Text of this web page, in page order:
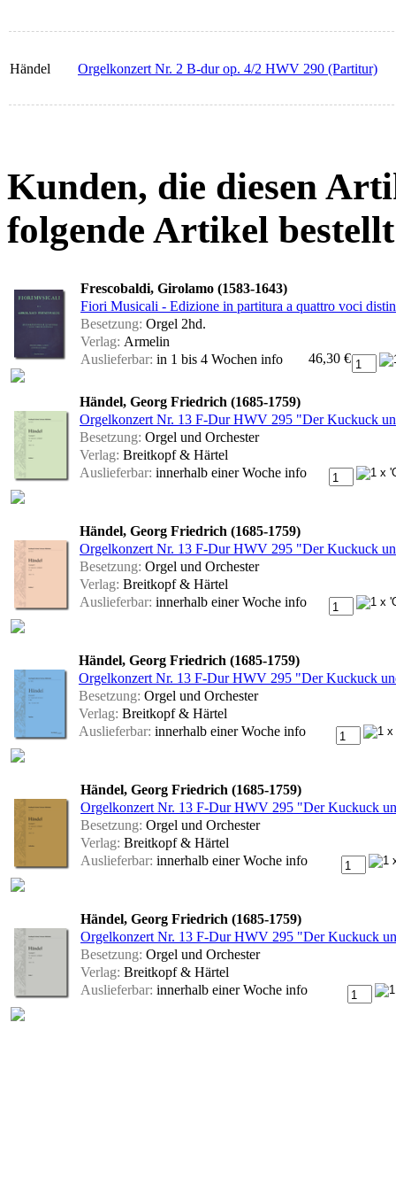
Händel Orgelkonzert Nr. 2 B-dur op. 4/2 HWV 290 (Partitur)
Kunden, die diesen
folgende Artikel
Frescobaldi, Girolamo (1583-1643)
Fiori Musicali - Edizione in partitura a quattro voci
Besetzung: Orgel 2hd.
Verlag: Armelin
Auslieferbar: in 1 bis 4 Wochen info 46,30 €
Händel, Georg Friedrich (1685-1759)
Orgelkonzert Nr. 13 F-Dur HWV 295 "Der Kuckuck
Besetzung: Orgel und Orchester
Verlag: Breitkopf & Härtel
Auslieferbar: innerhalb einer Woche info
Händel, Georg Friedrich (1685-1759)
Orgelkonzert Nr. 13 F-Dur HWV 295 "Der Kuckuck
Besetzung: Orgel und Orchester
Verlag: Breitkopf & Härtel
Auslieferbar: innerhalb einer Woche info
Händel, Georg Friedrich (1685-1759)
Orgelkonzert Nr. 13 F-Dur HWV 295 "Der Kuckuck
Besetzung: Orgel und Orchester
Verlag: Breitkopf & Härtel
Auslieferbar: innerhalb einer Woche info
Händel, Georg Friedrich (1685-1759)
Orgelkonzert Nr. 13 F-Dur HWV 295 "Der Kuckuck
Besetzung: Orgel und Orchester
Verlag: Breitkopf & Härtel
Auslieferbar: innerhalb einer Woche info
Händel, Georg Friedrich (1685-1759)
Orgelkonzert Nr. 13 F-Dur HWV 295 "Der Kuckuck
Besetzung: Orgel und Orchester
Verlag: Breitkopf & Härtel
Auslieferbar: innerhalb einer Woche info